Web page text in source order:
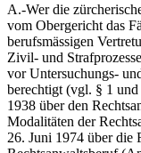
A.-Wer die
vom Obergericht das
berufsmässigen
Zivil- und
vor Untersuchungs-
berechtigt (vgl. § 1 und
1938 über den
Modalitäten der
26. Juni 1974 über die